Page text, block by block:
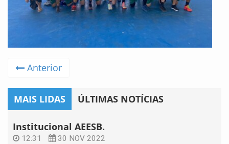
Anterior
MAIS LIDAS ÚLTIMAS NOTÍCIAS
Institucional AEESB.
12:31 30 NOV 2022